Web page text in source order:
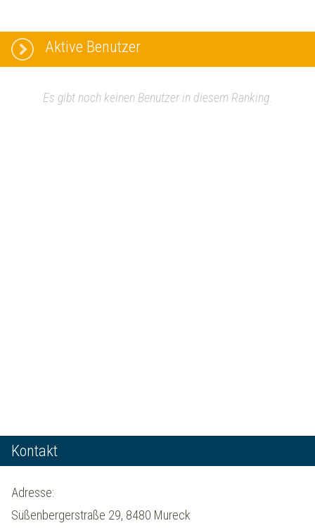
Aktive Benutzer
Es gibt noch keinen Benutzer in diesem Ranking.
Kontakt
Adresse:
Süßenbergerstraße 29, 8480 Mureck